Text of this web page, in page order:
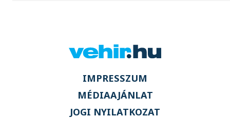
IMPRESSZUM
MÉDIAAJÁNLAT
JOGI NYILATKOZAT